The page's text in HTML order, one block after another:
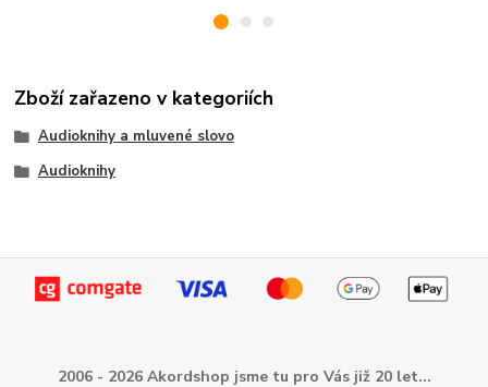
Zboží zařazeno v kategoriích
Audioknihy a mluvené slovo
Audioknihy
2006 - 2026 Akordshop jsme tu pro Vás již 20 let...